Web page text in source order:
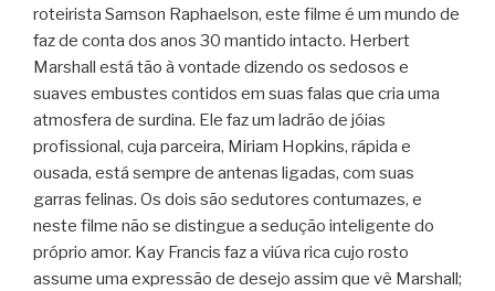
roteirista Samson Raphaelson, este filme é um mundo de
faz de conta dos anos 30 mantido intacto. Herbert
Marshall está tão à vontade dizendo os sedosos e
suaves embustes contidos em suas falas que cria uma
atmosfera de surdina. Ele faz um ladrão de jóias
profissional, cuja parceira, Miriam Hopkins, rápida e
ousada, está sempre de antenas ligadas, com suas
garras felinas. Os dois são sedutores contumazes, e
neste filme não se distingue a sedução inteligente do
próprio amor. Kay Francis faz a viúva rica cujo rosto
assume uma expressão de desejo assim que vê Marshall;